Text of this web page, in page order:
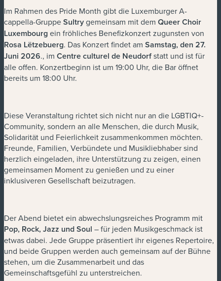
Im Rahmen des Pride Month gibt die Luxemburger A-
cappella-GruppeSultrygemeinsam mit dem Queer Choir
Luxembourgein fröhliches Benefizkonzert zugunsten von
Rosa Lëtzebuerg. Das Konzert findet am Samstag, den 27.
Juni 2026., im Centre culturel de Neudorfstatt und ist für
alle offen. Konzertbeginn ist um 19:00 Uhr, die Bar öffnet
bereits um 18:00 Uhr.
Diese Veranstaltung richtet sich nicht nur an die LGBTIQ+-
Community, sondern an alle Menschen, die durch Musik,
Solidarität und Feierlichkeit zusammenkommen möchten.
Freunde, Familien, Verbündete und Musikliebhaber sind
herzlich eingeladen, ihre Unterstützung zu zeigen, einen
gemeinsamen Moment zu genießen und zu einer
inklusiveren Gesellschaft beizutragen.
Der Abend bietet ein abwechslungsreiches Programm mit
Pop, Rock, Jazz und Soul – für jeden Musikgeschmack ist
etwas dabei. Jede Gruppe präsentiert ihr eigenes Repertoire,
und beide Gruppen werden auch gemeinsam auf der Bühne
stehen, um die Zusammenarbeit und das
Gemeinschaftsgefühl zu unterstreichen.